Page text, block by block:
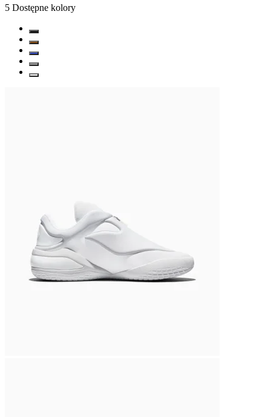
5 Dostępne kolory